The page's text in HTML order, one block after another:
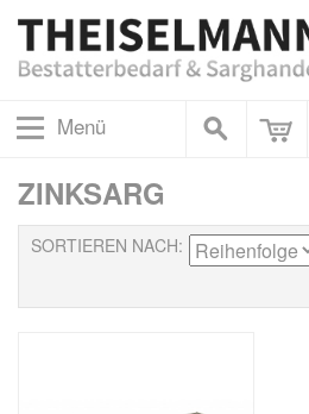
Menü
ZINKSARG
SORTIEREN NACH